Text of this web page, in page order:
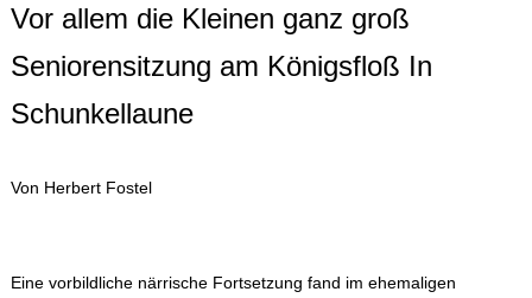
Vor allem die Kleinen ganz groß
Seniorensitzung am Königsfloß In
Schunkellaune
Von Herbert Fostel
Eine vorbildliche närrische Fortsetzung fand im ehemaligen